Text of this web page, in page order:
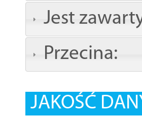
Jest
Przecina:
JAKOŚĆ